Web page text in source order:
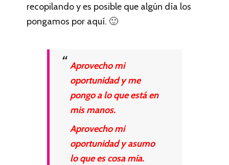
recopilando y es posible que algún día los
pongamos por aquí. 🙂
Aprovecho mi
oportunidad y me
pongo a lo que está en
mis manos.
Aprovecho mi
oportunidad y asumo
lo que es cosa mía.